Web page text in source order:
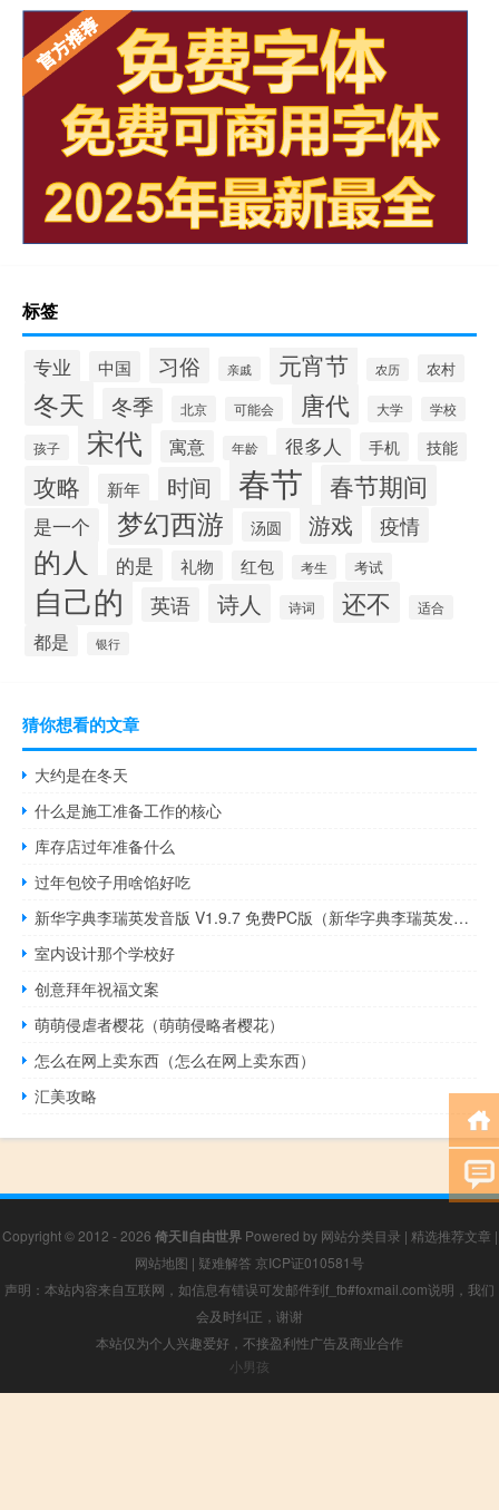
标签
专业 中国 习俗 亲戚 元宵节 农历 农村
冬天 冬季 北京 可能会 唐代 大学 学校
孩子 宋代 寓意 年龄 很多人 手机 技能
攻略 新年 时间 春节 春节期间
是一个 梦幻西游 汤圆 游戏 疫情
的人 的是 礼物 红包 考生 考试
自己的 英语 诗人 诗词 还不 适合
都是 银行
猜你想看的文章
大约是在冬天
什么是施工准备工作的核心
库存店过年准备什么
过年包饺子用啥馅好吃
新华字典李瑞英发音版 V1.9.7 免费PC版（新华字典李瑞英发音版 V1.9.7 免费PC版功能简介）
室内设计那个学校好
创意拜年祝福文案
萌萌侵虐者樱花（萌萌侵略者樱花）
怎么在网上卖东西（怎么在网上卖东西）
汇美攻略
Copyright © 2012 - 2026 倚天Ⅱ自由世界Powered by 网站分类目录 | 精选推荐文章 |
网站地图 | 疑难解答 京ICP证010581号
声明：本站内容来自互联网，如信息有错误可发邮件到f_fb#foxmail.com说明，我们
会及时纠正，谢谢
本站仅为个人兴趣爱好，不接盈利性广告及商业合作
小男孩